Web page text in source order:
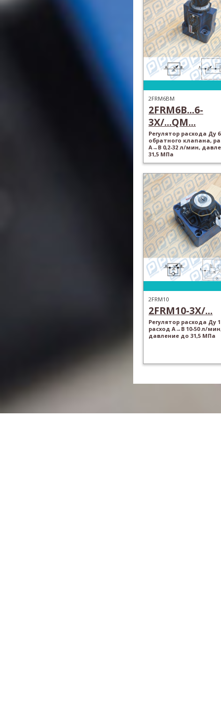
2FRM6BM
2FRM6B...6-
3X/...QM...
Регулятор расхода Ду
обратного клапана,
A→B 0,2-32 л/мин,
31,5 МПа
2FRM10
2FRM10-3X/...
Регулятор расхода Ду
расход A→B 10-50 л/
давление до 31,5 МПа